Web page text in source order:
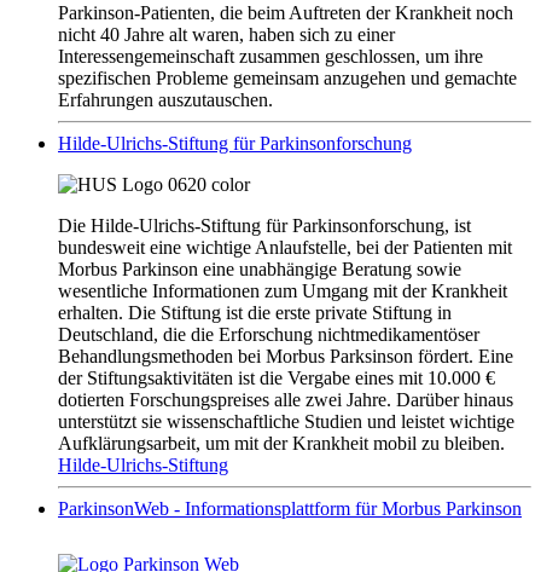
Parkinson-Patienten, die beim Auftreten der Krankheit noch
nicht 40 Jahre alt waren, haben sich zu einer
Interessengemeinschaft zusammen geschlossen, um ihre
spezifischen Probleme gemeinsam anzugehen und gemachte
Erfahrungen auszutauschen.
Hilde-Ulrichs-Stiftung für Parkinsonforschung
Die Hilde-Ulrichs-Stiftung für Parkinsonforschung, ist
bundesweit eine wichtige Anlaufstelle, bei der Patienten mit
Morbus Parkinson eine unabhängige Beratung sowie
wesentliche Informationen zum Umgang mit der Krankheit
erhalten. Die Stiftung ist die erste private Stiftung in
Deutschland, die die Erforschung nichtmedikamentöser
Behandlungsmethoden bei Morbus Parksinson fördert. Eine
der Stiftungsaktivitäten ist die Vergabe eines mit 10.000 €
dotierten Forschungspreises alle zwei Jahre. Darüber hinaus
unterstützt sie wissenschaftliche Studien und leistet wichtige
Aufklärungsarbeit, um mit der Krankheit mobil zu bleiben.
Hilde-Ulrichs-Stiftung
ParkinsonWeb - Informationsplattform für Morbus Parkinson